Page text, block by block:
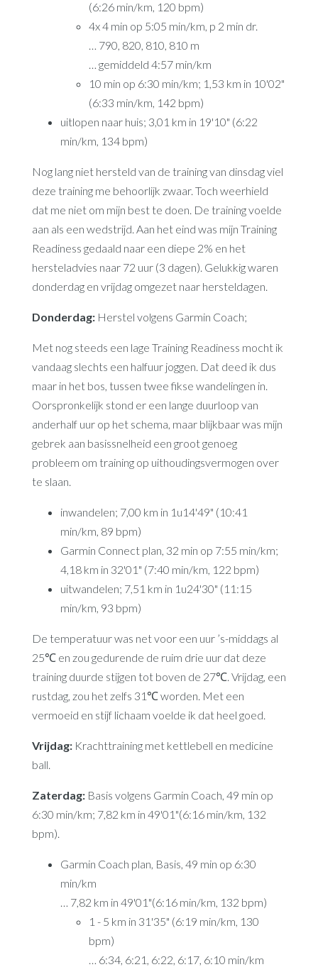
(6:26 min/km, 120 bpm)
4x 4 min op 5:05 min/km, p 2 min dr.
… 790, 820, 810, 810 m
… gemiddeld 4:57 min/km
10 min op 6:30 min/km; 1,53 km in 10'02"
(6:33 min/km, 142 bpm)
uitlopen naar huis; 3,01 km in 19'10" (6:22
min/km, 134 bpm)
Nog lang niet hersteld van de training van dinsdag viel
deze training me behoorlijk zwaar. Toch weerhield
dat me niet om mijn best te doen. De training voelde
aan als een wedstrijd. Aan het eind was mijn Training
Readiness gedaald naar een diepe 2% en het
hersteladvies naar 72 uur (3 dagen). Gelukkig waren
donderdag en vrijdag omgezet naar hersteldagen.
Donderdag:Herstel volgens Garmin Coach;
Met nog steeds een lage Training Readiness mocht ik
vandaag slechts een halfuur joggen. Dat deed ik dus
maar in het bos, tussen twee fikse wandelingen in.
Oorspronkelijk stond er een lange duurloop van
anderhalf uur op het schema, maar blijkbaar was mijn
gebrek aan basissnelheid een groot genoeg
probleem om training op uithoudingsvermogen over
te slaan.
inwandelen; 7,00 km in 1u14'49" (10:41
min/km, 89 bpm)
Garmin Connect plan, 32 min op 7:55 min/km;
4,18 km in 32'01" (7:40 min/km, 122 bpm)
uitwandelen; 7,51 km in 1u24'30" (11:15
min/km, 93 bpm)
De temperatuur was net voor een uur ’s-middags al
25℃ en zou gedurende de ruim drie uur dat deze
training duurde stijgen tot boven de 27℃. Vrijdag, een
rustdag, zou het zelfs 31℃ worden. Met een
vermoeid en stijf lichaam voelde ik dat heel goed.
Vrijdag:Krachttraining met kettlebell en medicine
ball.
Zaterdag:Basis volgens Garmin Coach, 49 min op
6:30 min/km; 7,82 km in 49'01"(6:16 min/km, 132
bpm).
Garmin Coach plan, Basis, 49 min op 6:30
min/km
… 7,82 km in 49'01"(6:16 min/km, 132 bpm)
1 - 5 km in 31'35" (6:19 min/km, 130
bpm)
… 6:34, 6:21, 6:22, 6:17, 6:10 min/km